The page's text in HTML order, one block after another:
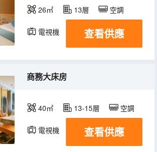
26㎡ 13層 空調
電視機 冰箱
查看供應
商務大床房
40㎡ 13-15層 空調
電視機 查看供應